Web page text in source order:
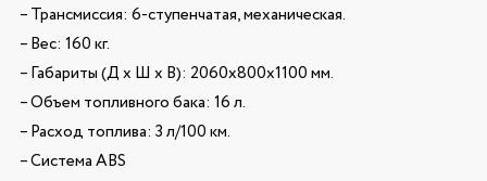
– Трансмиссия: 6-ступенчатая, механическая.
– Вес: 160 кг.
– Габариты (Д x Ш x В): 2060x800x1100 мм.
– Объем топливного бака: 16 л.
– Расход топлива: 3 л/100 км.
– Система ABS